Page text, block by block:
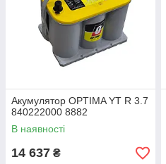
Акумулятор OPTIMA YT R 3.7
840222000 8882
В наявності
14 637 ₴